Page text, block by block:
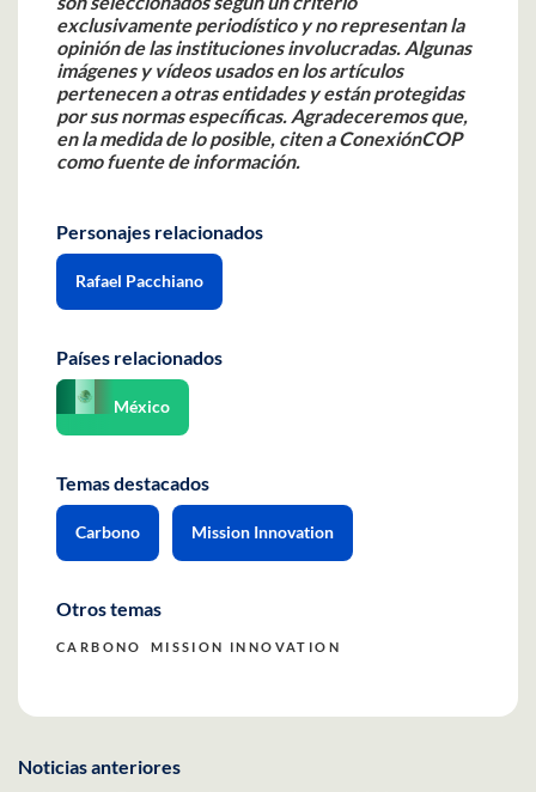
exclusivamente periodístico y no representan la
opinión de las instituciones involucradas. Algunas
imágenes y vídeos usados en los artículos
pertenecen a otras entidades y están protegidas
por sus normas específicas. Agradeceremos que,
en la medida de lo posible, citen a ConexiónCOP
como fuente de información.
Personajes relacionados
Rafael Pacchiano
Países relacionados
México
Temas destacados
Carbono Mission Innovation
Otros temas
CARBONO MISSION INNOVATION
Noticias anteriores